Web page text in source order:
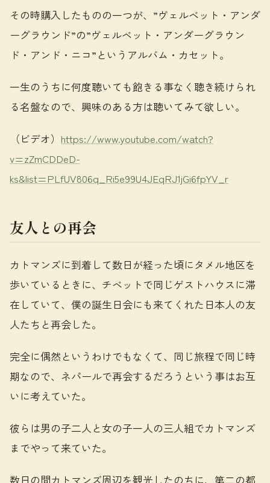
その時購入したものの一つが、”ヴェルベット・アンダ
ーグラウンド”の”ヴェルベット・アンダーグラウン
ド・アンド・ニコ”というアルバム・カセット。
一生のうちに何度聴いても飽きる事なく聴き続けられ
る名盤なので、興味のある方は聴いてみて欲しい。
（ビデオ） https://www.youtube.com/watch?
v=zZmCDDeD-
ks&list=PLfUV806q_Ri5e99U4JEqRJ1jGi6fpYV_r
友人との再会
カトマンズに到着して数日が経った頃にタメル地区を
歩いているときに、チベットで同じゲストハウスに滞
在していて、僕の誕生日会にも来てくれた日本人の友
人たちと再会した。
完全に偶然というわけでもなくて、同じ旅程で同じ時
期なので、ネパールで再会するだろうという事はお互
いに考えていた。
彼らは男の子二人と女の子一人の三人組でカトマンズ
までやって来ていた。
数日の間カトマンズ周辺を観光したのちに、第二の都